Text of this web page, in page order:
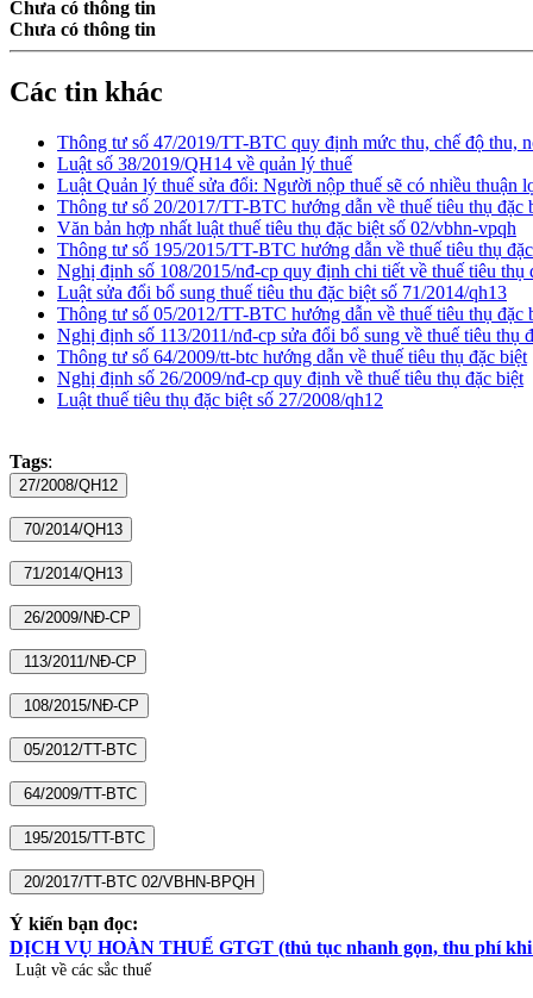
Chưa có thông tin
Chưa có thông tin
Các tin khác
Thông tư số 47/2019/TT-BTC quy định mức thu, chế độ thu,
Luật số 38/2019/QH14 về quản lý thuế
Luật Quản lý thuế sửa đổi: Người nộp thuế sẽ có nhiều thuận
Thông tư số 20/2017/TT-BTC hướng dẫn về thuế tiêu thụ đặc
Văn bản hợp nhất luật thuế tiêu thụ đặc biệt số 02/vbhn-vpqh
Thông tư số 195/2015/TT-BTC hướng dẫn về thuế tiêu thụ
Nghị định số 108/2015/nđ-cp quy định chi tiết về thuế tiêu thụ
Luật sửa đổi bổ sung thuế tiêu thu đặc biệt số 71/2014/qh13
Thông tư số 05/2012/TT-BTC hướng dẫn về thuế tiêu thụ đặc
Nghị định số 113/2011/nđ-cp sửa đổi bổ sung về thuế tiêu thụ
Thông tư số 64/2009/tt-btc hướng dẫn về thuế tiêu thụ đặc biệt
Nghị định số 26/2009/nđ-cp quy định về thuế tiêu thụ đặc biệt
Luật thuế tiêu thụ đặc biệt số 27/2008/qh12
Tags:
Ý kiến bạn đọc:
DỊCH VỤ HOÀN THUẾ GTGT (thủ tục nhanh gọn, thu phí
Luật về các sắc thuế